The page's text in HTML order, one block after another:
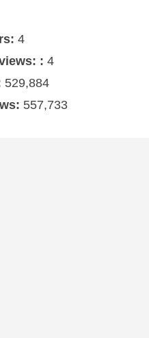
4
: 4
529,884
557,733